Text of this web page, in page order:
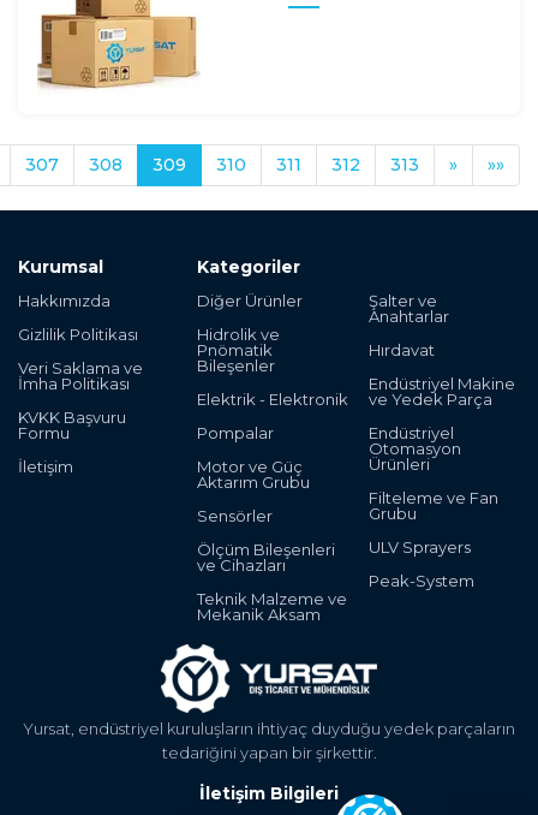
307 308 309 310 311 312 313 » »»
Yursat, endüstriyel kuruluşların ihtiyaç duyduğu yedek parçaların
tedariğini yapan bir şirkettir.
Kurumsal
Hakkımızda
Gizlilik Politikası
Veri Saklama ve
İmha Politikası
KVKK Başvuru
Formu
İletişim
Kategoriler
Diğer Ürünler
Hidrolik ve
Pnömatik
Bileşenler
Elektrik - Elektronik
Pompalar
Motor ve Güç
Aktarım Grubu
Sensörler
Ölçüm Bileşenleri
ve Cihazları
Teknik Malzeme ve
Mekanik Aksam
Şalter ve
Anahtarlar
Hırdavat
Endüstriyel Makine
ve Yedek Parça
Endüstriyel
Otomasyon
Ürünleri
Filteleme ve Fan
Grubu
ULV Sprayers
Peak-System
İletişim Bilgileri